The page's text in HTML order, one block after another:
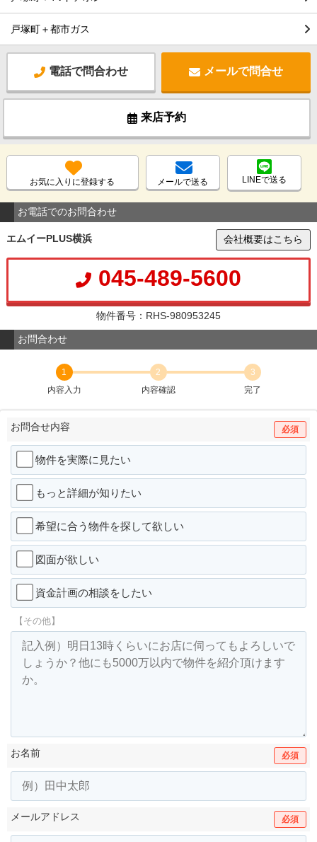
戸塚町＋都市ガス
電話で問合わせ メールで問合せ
来店予約
お気に入りに登録する メールで送る LINEで送る
お電話でのお問合わせ
エムイーPLUS横浜 会社概要はこちら
045-489-5600
物件番号：RHS-980953245
お問合わせ
1
内容入力
2
内容確認
3
完了
お問合せ内容 必須
物件を実際に見たい
もっと詳細が知りたい
希望に合う物件を探して欲しい
図面が欲しい
資金計画の相談をしたい
【その他】
お名前 必須
メールアドレス 必須